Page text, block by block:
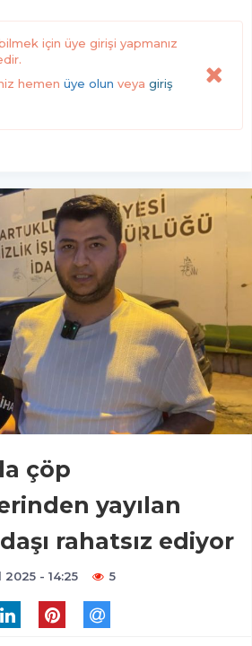
için üye girişi yapmanız
hemen üye olun veya giriş
çöp
yayılan
rahatsız ediyor
2025 - 14:25 5